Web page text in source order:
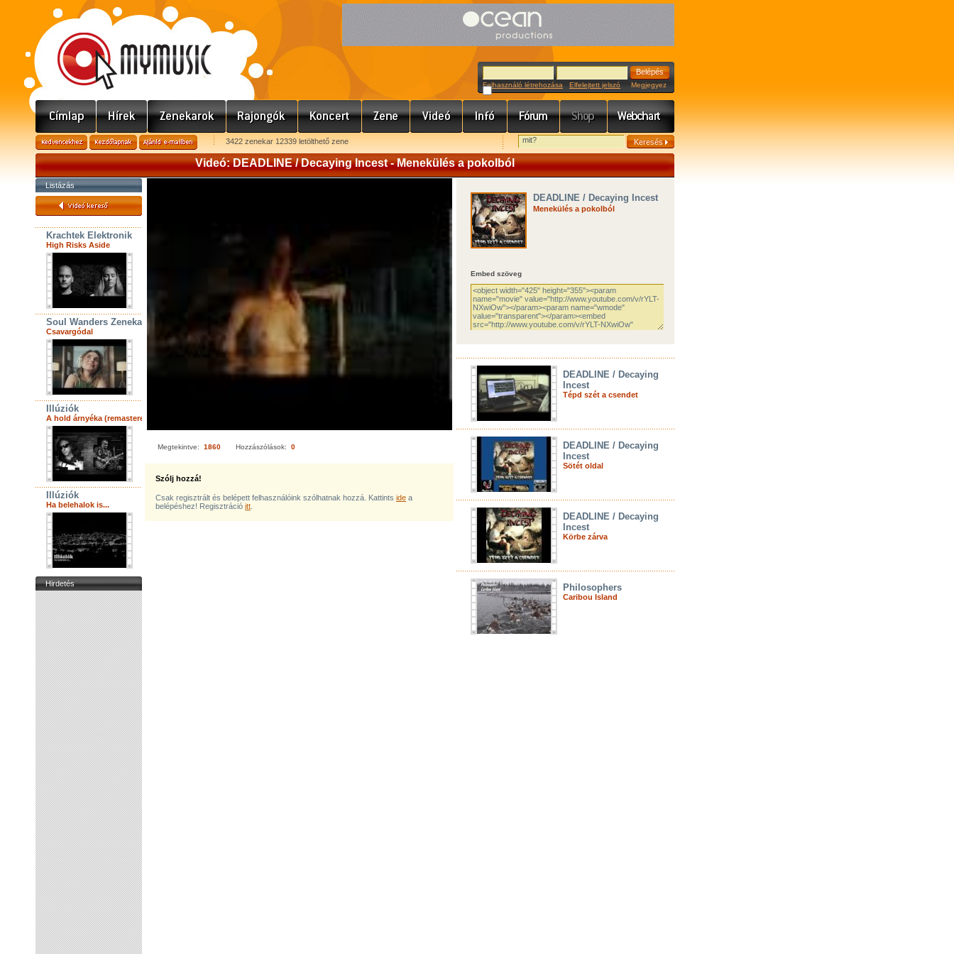
Felhasználó létrehozása Elfelejtett jelszó Megjegyez
3422 zenekar 12339 letölthető zene
Videó: DEADLINE / Decaying Incest - Menekülés a pokolból
Listázás
Krachtek Elektronik
High Risks Aside
Soul Wanders Zenekar
Csavargódal
Illúziók
A hold árnyéka (remastered)
Illúziók
Ha belehalok is...
Hirdetés
Megtekintve: 1860 Hozzászólások: 0
Szólj hozzá!
Csak regisztrált és belépett felhasználóink szólhatnak hozzá. Kattints ide a
belépéshez! Regisztráció itt
DEADLINE / Decaying Incest
Menekülés a pokolból
Embed szöveg
DEADLINE / Decaying
Incest
Tépd szét a csendet
DEADLINE / Decaying
Incest
Sötét oldal
DEADLINE / Decaying
Incest
Körbe zárva
Philosophers
Caribou Island